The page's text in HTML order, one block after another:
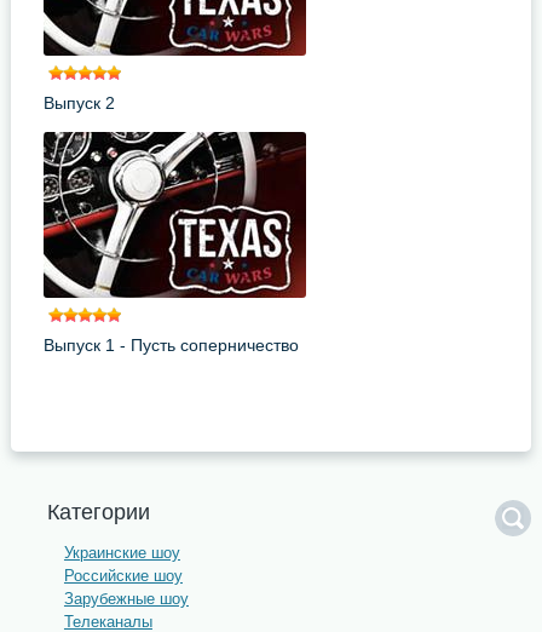
Выпуск 2
Выпуск 1 - Пусть соперничество
Категории
Украинские шоу
Российские шоу
Зарубежные шоу
Телеканалы